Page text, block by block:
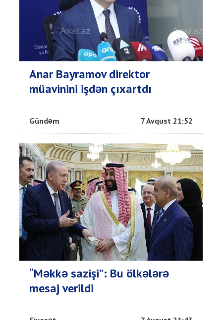
Anar Bayramov direktor
müavinini işdən çıxartdı
Gündəm 7 Avqust 21:52
“Məkkə sazişi”: Bu ölkələrə
mesaj verildi